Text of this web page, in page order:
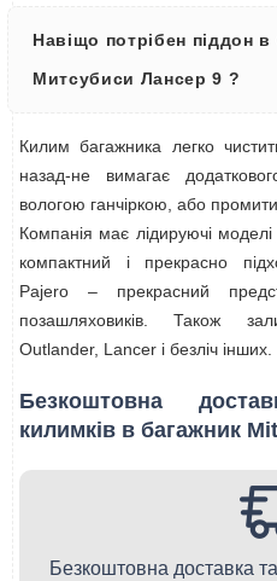
Навіщо потрібен піддон в
Митсубиси Лансер 9 ?
Килим багажника легко
назад-не вимагає
вологою ганчіркою, або
Компанія має лідируючі моделі
компактний і прекрасно
Pajero – прекрасний
позашляховиків. Також
Outlander, Lancer і безліч інших.
Безкоштовна
килимків в багажник
Безкоштовна доставка